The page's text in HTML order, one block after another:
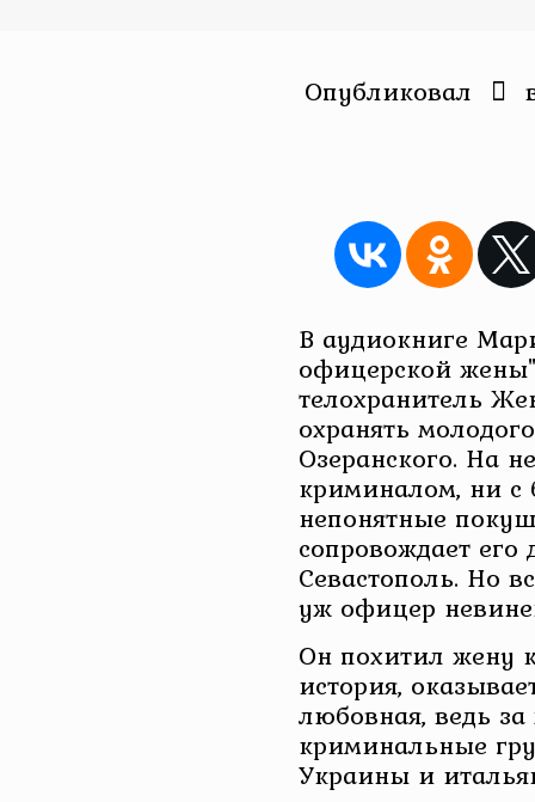
Опубликовал
В аудиокниге
офицерской
телохранитель
охранять
Озеранского. На
криминалом, ни с
непонятные
сопровождает
Севастополь. Но
уж офицер
Он похитил жену
история,
любовная, ведь
криминальные
Украины и